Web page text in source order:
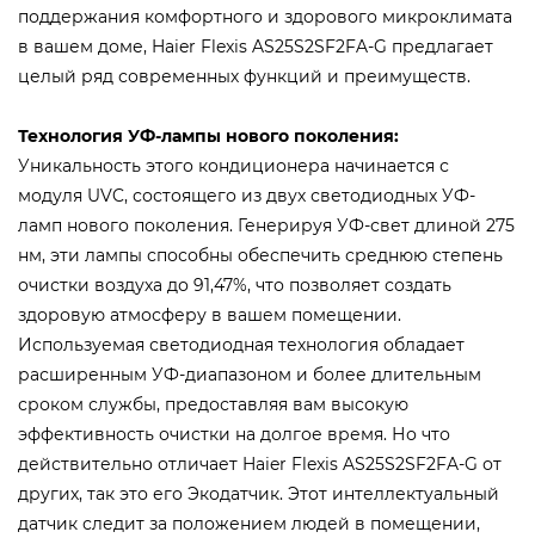
поддержания комфортного и здорового микроклимата
в вашем доме, Haier Flexis AS25S2SF2FA-G предлагает
целый ряд современных функций и преимуществ.
Технология УФ-лампы нового поколения:
Уникальность этого кондиционера начинается с
модуля UVC, состоящего из двух светодиодных УФ-
ламп нового поколения. Генерируя УФ-свет длиной 275
нм, эти лампы способны обеспечить среднюю степень
очистки воздуха до 91,47%, что позволяет создать
здоровую атмосферу в вашем помещении.
Используемая светодиодная технология обладает
расширенным УФ-диапазоном и более длительным
сроком службы, предоставляя вам высокую
эффективность очистки на долгое время. Но что
действительно отличает Haier Flexis AS25S2SF2FA-G от
других, так это его Экодатчик. Этот интеллектуальный
датчик следит за положением людей в помещении,